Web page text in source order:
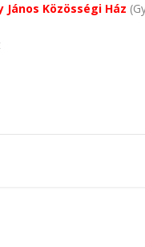
János Közösségi Ház